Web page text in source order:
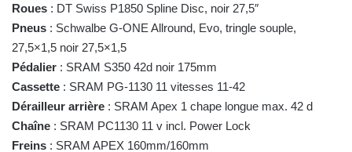
Roues : DT Swiss P1850 Spline Disc, noir 27,5″
Pneus : Schwalbe G-ONE Allround, Evo, tringle souple,
27,5×1,5 noir 27,5×1,5
Pédalier : SRAM S350 42d noir 175mm
Cassette : SRAM PG-1130 11 vitesses 11-42
Dérailleur arrière : SRAM Apex 1 chape longue max. 42 d
Chaîne : SRAM PC1130 11 v incl. Power Lock
Freins : SRAM APEX 160mm/160mm